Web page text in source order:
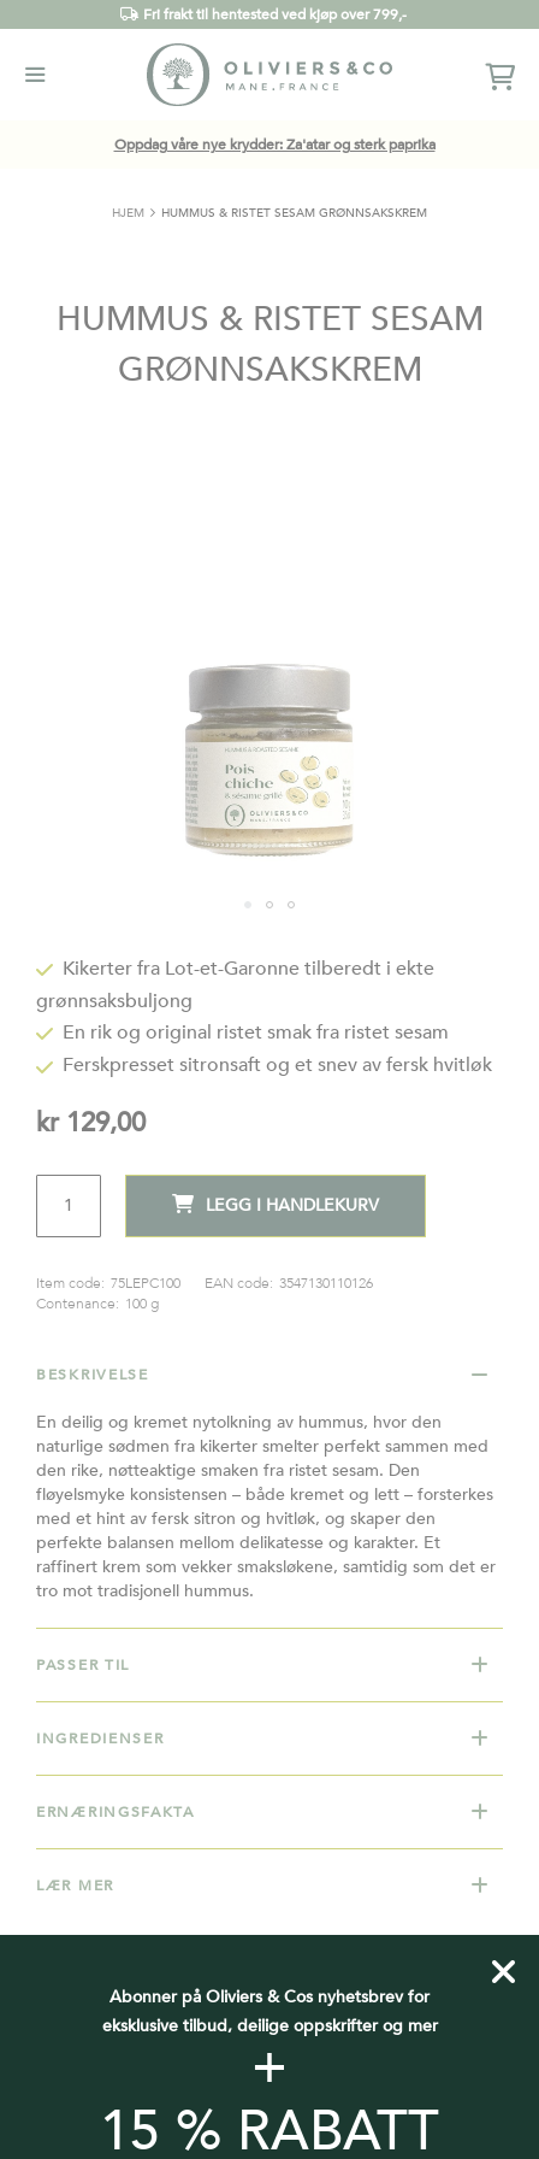
Abonner på Oliviers & Cos nyhetsbrev for
eksklusive tilbud, deilige oppskrifter og mer
+
15 % RABATT
Fri frakt til hentested ved kjøp over 799,-
Oppdag våre nye krydder: Za'atar og sterk paprika
begynnelsen
av
bildegalleri
HJEM HUMMUS & RISTET SESAM GRØNNSAKSKREM
HUMMUS & RISTET SESAM
GRØNNSAKSKREM
Kikerter fra Lot-et-Garonne tilberedt i ekte
grønnsaksbuljong
En rik og original ristet smak fra ristet sesam
Ferskpresset sitronsaft og et snev av fersk hvitløk
kr 129,00
ANTALL
LEGG I HANDLEKURV
Item code: 75LEPC100 EAN code: 3547130110126
Contenance: 100 g
BESKRIVELSE
En deilig og kremet nytolkning av hummus, hvor den
naturlige sødmen fra kikerter smelter perfekt sammen med
den rike, nøtteaktige smaken fra ristet sesam. Den
fløyelsmyke konsistensen – både kremet og lett – forsterkes
med et hint av fersk sitron og hvitløk, og skaper den
perfekte balansen mellom delikatesse og karakter. Et
raffinert krem som vekker smaksløkene, samtidig som det er
tro mot tradisjonell hummus.
PASSER TIL
INGREDIENSER
ERNÆRINGSFAKTA
LÆR MER
DU VIL OGSÅ KANSKJE LIKE